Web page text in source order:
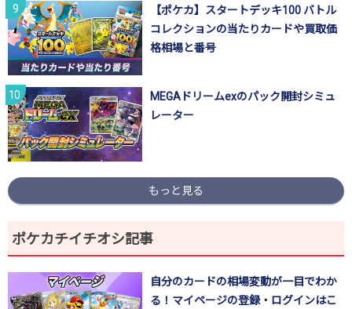
【ポケカ】スタートデッキ100 バトル
コレクションの当たりカードや買取価
格相場と番号
MEGAドリームexのパック開封シミュ
レーター
もっと見る
ポケカチイチオシ記事
自分のカードの相場変動が一目でわか
る！マイページの登録・ログインはこ